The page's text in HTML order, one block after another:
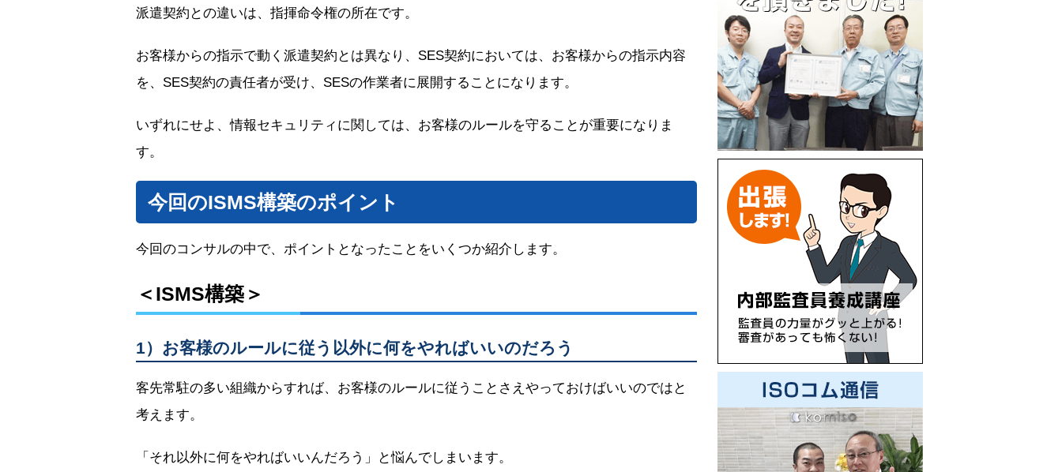
派遣契約との違いは、指揮命令権の所在です。
お客様からの指示で動く派遣契約とは異なり、SES契約においては、お客様からの指示内容
を、SES契約の責任者が受け、SESの作業者に展開することになります。
いずれにせよ、情報セキュリティに関しては、お客様のルールを守ることが重要になりま
す。
今回のISMS構築のポイント
今回のコンサルの中で、ポイントとなったことをいくつか紹介します。
＜ISMS構築＞
1）お客様のルールに従う以外に何をやればいいのだろう
客先常駐の多い組織からすれば、お客様のルールに従うことさえやっておけばいいのではと
考えます。
「それ以外に何をやればいいんだろう」と悩んでしまいます。